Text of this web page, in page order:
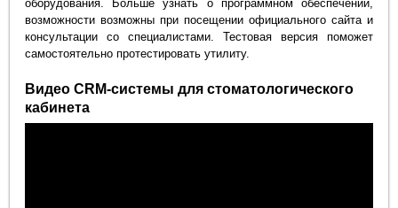
оборудования. Больше узнать о программном обеспечении,
возможности возможны при посещении официального сайта и
консультации со специалистами. Тестовая версия поможет
самостоятельно протестировать утилиту.
Видео CRM-системы для стоматологического
кабинета